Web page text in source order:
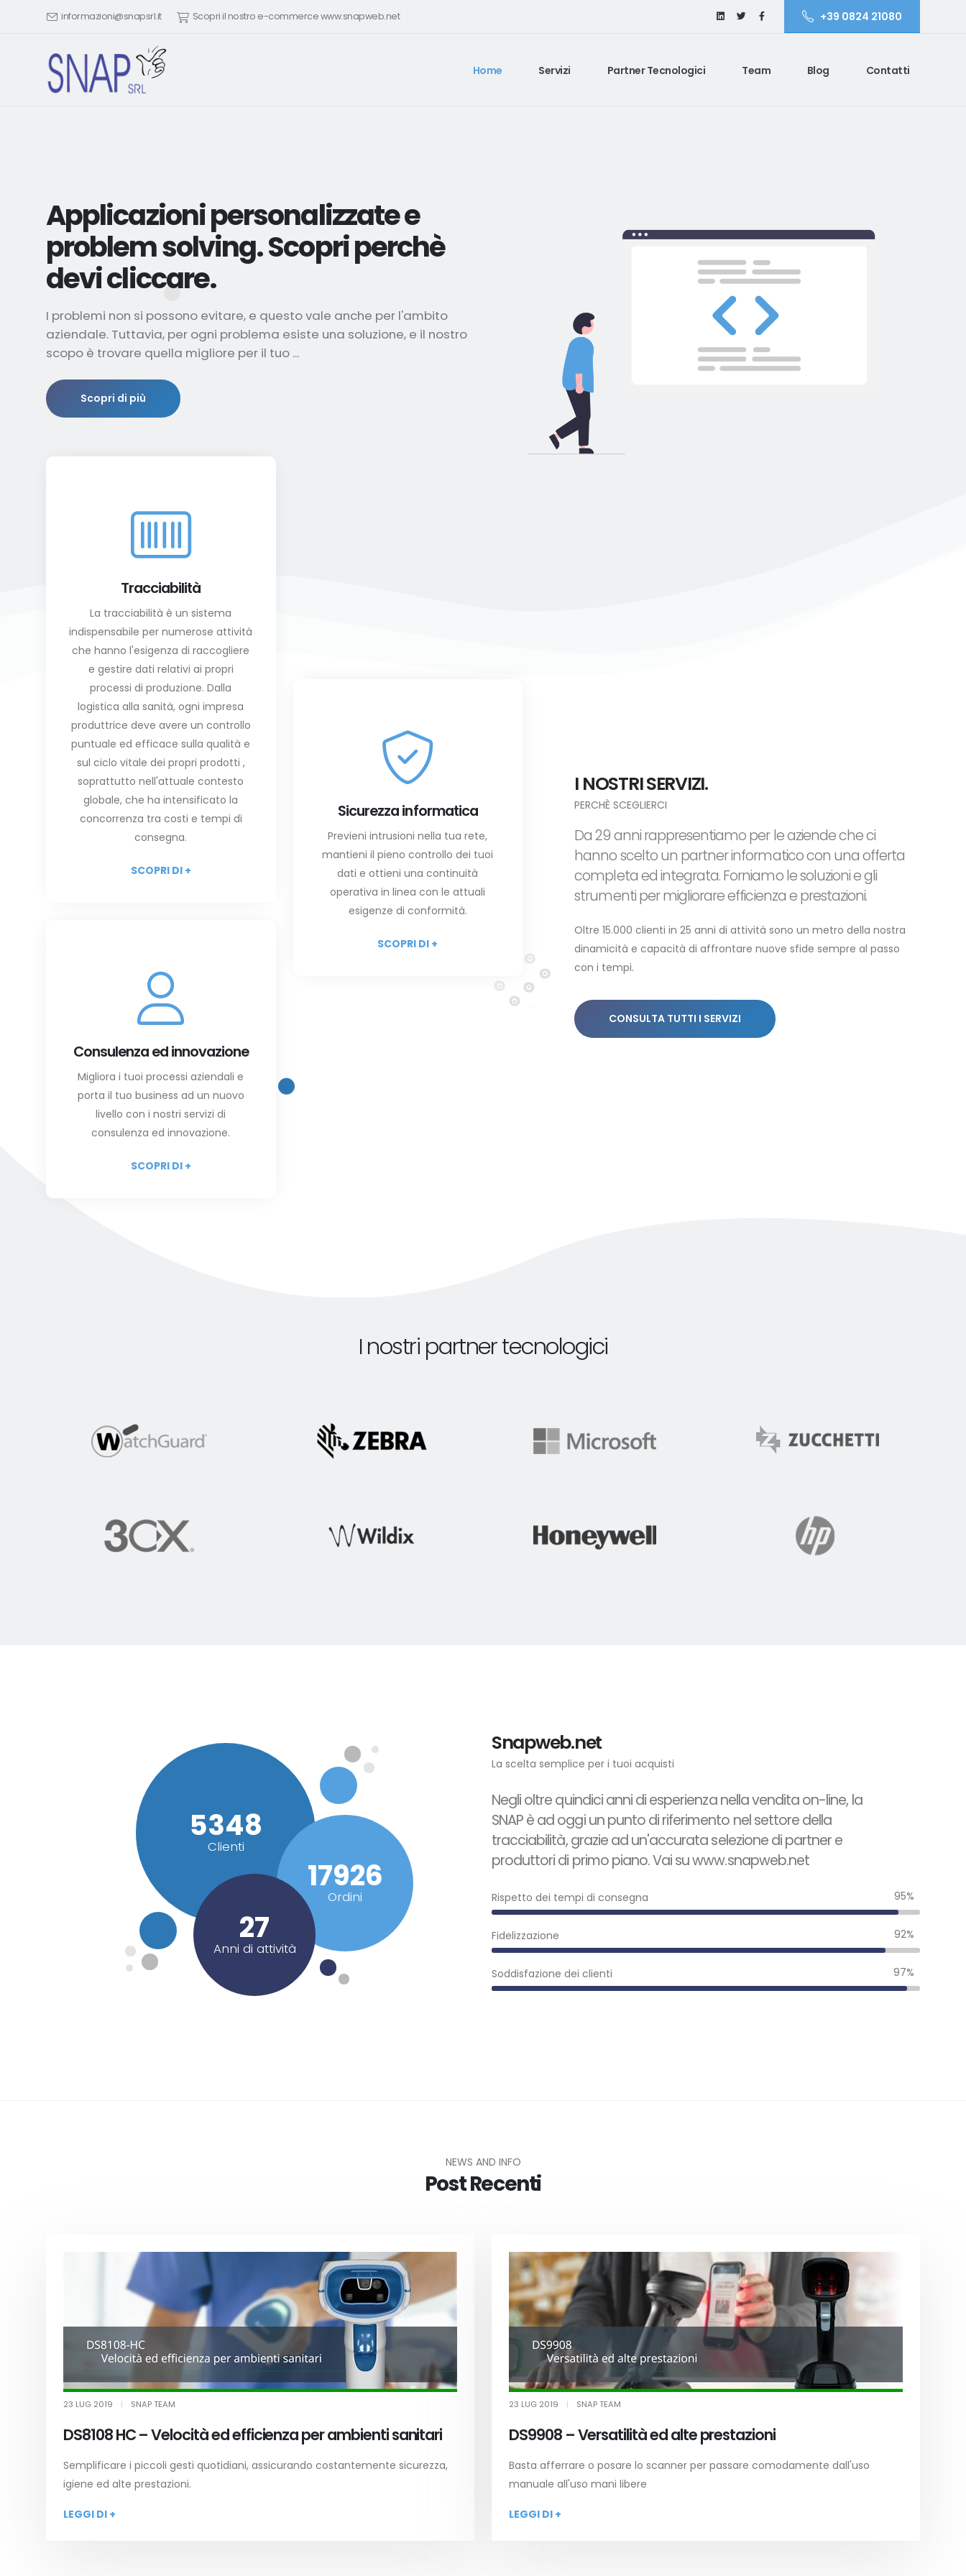
informazioni@snapsrl.it Scopri il nostro e-commerce www.snapweb.net +39 0824 21080
Home Servizi Partner Tecnologici Team Blog Contatti
Applicazioni personalizzate e
problem solving. Scopri perchè
devi cliccare.
I problemi non si possono evitare, e questo vale anche per l'ambito
aziendale. Tuttavia, per ogni problema esiste una soluzione, e il nostro
scopo è trovare quella migliore per il tuo ...
Scopri di più
Tracciabilità
La tracciabilità è un sistema
indispensabile per numerose attività
che hanno l'esigenza di raccogliere
e gestire dati relativi ai propri
processi di produzione. Dalla
logistica alla sanità, ogni impresa
produttrice deve avere un controllo
puntuale ed efficace sulla qualità e
sul ciclo vitale dei propri prodotti ,
soprattutto nell'attuale contesto
globale, che ha intensificato la
concorrenza tra costi e tempi di
consegna.
SCOPRI DI +
Consulenza ed innovazione
Migliora i tuoi processi aziendali e
porta il tuo business ad un nuovo
livello con i nostri servizi di
consulenza ed innovazione.
SCOPRI DI +
Sicurezza informatica
Previeni intrusioni nella tua rete,
mantieni il pieno controllo dei tuoi
dati e ottieni una continuità
operativa in linea con le attuali
esigenze di conformità.
SCOPRI DI +
I NOSTRI SERVIZI.
PERCHÈ SCEGLIERCI
Da 29 anni rappresentiamo per le aziende che ci
hanno scelto un partner informatico con una offerta
completa ed integrata. Forniamo le soluzioni e gli
strumenti per migliorare efficienza e prestazioni.
Oltre 15.000 clienti in 25 anni di attività sono un metro della nostra
dinamicità e capacità di affrontare nuove sfide sempre al passo
con i tempi.
CONSULTA TUTTI I SERVIZI
I nostri partner tecnologici
5730+
Clienti
19206+
Ordini
29+
Anni di attività
Snapweb.net
La scelta semplice per i tuoi acquisti
Negli oltre quindici anni di esperienza nella vendita on-line, la
SNAP è ad oggi un punto di riferimento nel settore della
tracciabilità, grazie ad un'accurata selezione di partner e
produttori di primo piano.Vai su www.snapweb.net
Rispetto dei tempi di consegna 95%
Fidelizzazione 92%
Soddisfazione dei clienti 97%
NEWS AND INFO
Post Recenti
23 LUG 2019 | SNAP TEAM
DS8108 HC – Velocità ed efficienza per ambienti sanitari
Semplificare i piccoli gesti quotidiani, assicurando costantemente sicurezza,
igiene ed alte prestazioni.
LEGGI DI +
23 LUG 2019 | SNAP TEAM
DS9908 – Versatilità ed alte prestazioni
Basta afferrare o posare lo scanner per passare comodamente dall'uso
manuale all'uso mani libere
LEGGI DI +